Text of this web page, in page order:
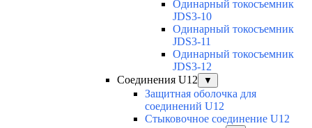
Одинарный токосъемник
JDS3-10
Одинарный токосъемник
JDS3-11
Одинарный токосъемник
JDS3-12
Соединения U12
▼
Защитная оболочка для
соединений U12
Стыковочное соединение U12